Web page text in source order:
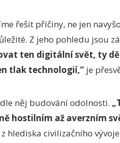
řešit příčiny, ne jen
Z jeho pohledu jsou
ten digitální svět, ty
tlak technologií,“ je
něj budování odolnosti.
hostilním až averzním
hlediska civilizačního